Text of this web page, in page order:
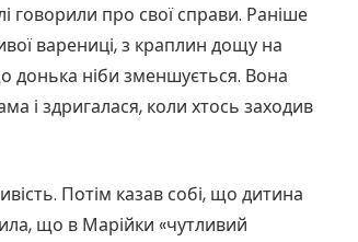
говорили про свої справи. Раніше
варениці, з краплин дощу на
донька ніби зменшується. Вона
і здригалася, коли хтось заходив
Потім казав собі, що дитина
що в Марійки «чутливий